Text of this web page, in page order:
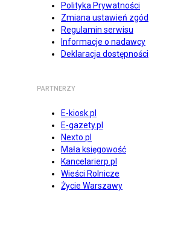
Polityka Prywatności
Zmiana ustawień zgód
Regulamin serwisu
Informacje o nadawcy
Deklaracja dostępności
PARTNERZY
E-kiosk.pl
E-gazety.pl
Nexto.pl
Mała księgowość
Kancelarierp.pl
Wieści Rolnicze
Życie Warszawy